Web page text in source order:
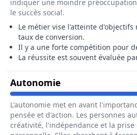
indiquer une moindre
le succès social.
Le métier vise l'atteinte
taux de conversion.
Il y a une forte compétition pour
La réussite est souvent évaluée
Autonomie Pour Le Métier
L'autonomie met en avant
pensée et d'action. Les personnes
créativité, l'indépendance et la prise